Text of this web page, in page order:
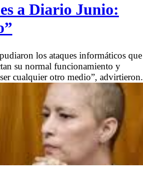
a Diario Junio:
los ataques informáticos que
su normal funcionamiento y
cualquier otro medio”, advirtieron.